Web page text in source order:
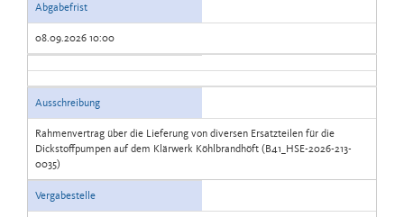
Abgabefrist
08.09.2026 10:00
Ausschreibung
Rahmenvertrag über die Lieferung von diversen Ersatzteilen für die
Dickstoffpumpen auf dem Klärwerk Köhlbrandhöft (B41_HSE-2026-213-
0035)
Vergabestelle